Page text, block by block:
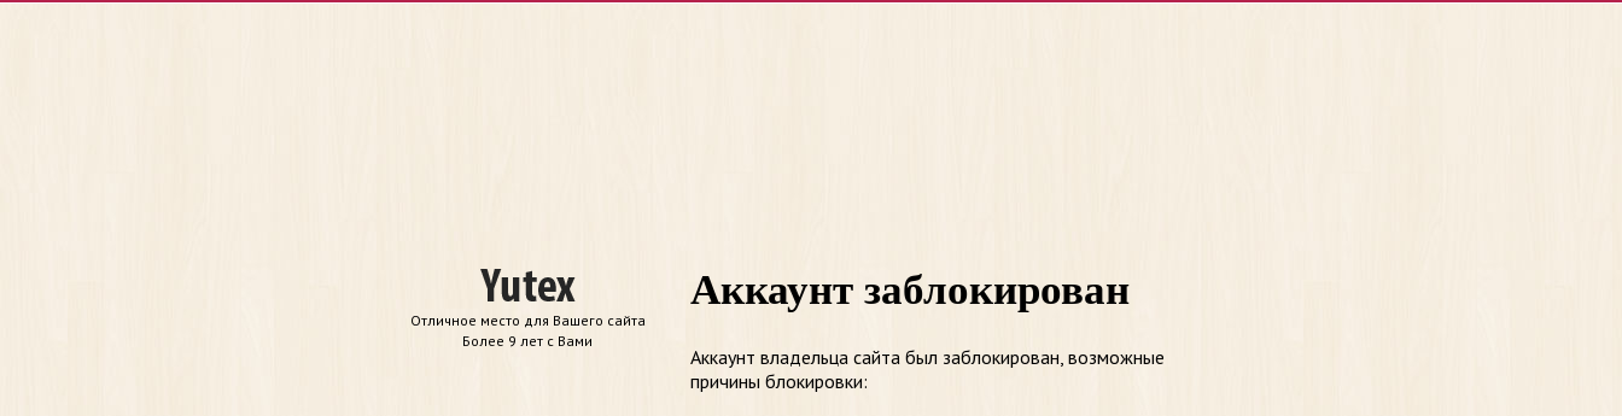
Отличное место для Вашего сайта
Более 9 лет с Вами
Аккаунт заблокирован
Аккаунт владельца сайта был заблокирован, возможные
причины блокировки: